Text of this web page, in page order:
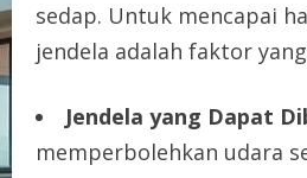
sedap. Untuk mencapai
jendela adalah faktor
Jendela yang Dapat
memperbolehkan udara